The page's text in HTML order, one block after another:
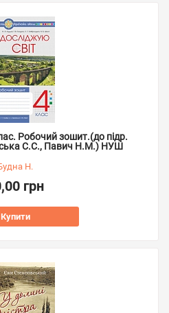
Робочий зошит.(до підр.
С.С., Павич Н.М.) НУШ
Н.
грн
Купити